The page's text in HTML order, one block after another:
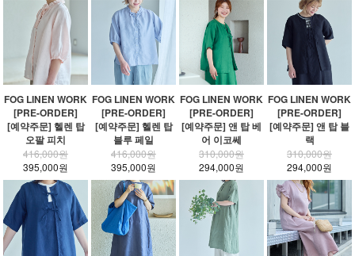
FOG LINEN WORK
[PRE-ORDER]
[예약주문] 헬렌 탑
오팔 피치
416,000원
395,000원
FOG LINEN WORK
[PRE-ORDER]
[예약주문] 헬렌 탑
블루 페일
416,000원
395,000원
FOG LINEN WORK
[PRE-ORDER]
[예약주문] 앤 탑 베
어 이코쎄
310,000원
294,000원
FOG LINEN WORK
[PRE-ORDER]
[예약주문] 앤 탑 블
랙
310,000원
294,000원